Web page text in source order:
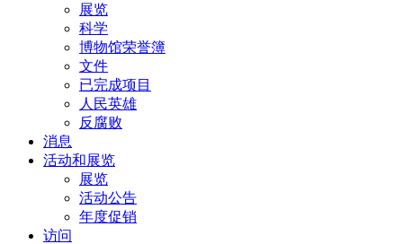
展览
科学
博物馆荣誉簿
文件
已完成项目
人民英雄
反腐败
消息
活动和展览
展览
活动公告
年度促销
访问